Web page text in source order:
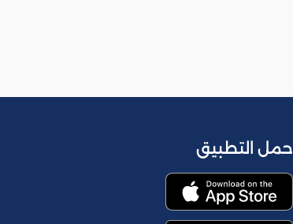
حمل التطبيق